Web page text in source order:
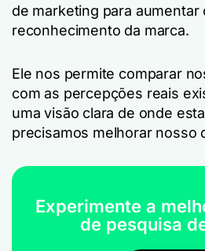
de marketing para aumentar
reconhecimento da marca.
Ele nos permite comparar
com as percepções reais
uma visão clara de onde
precisamos melhorar nosso
Experimente a
de pesquisa